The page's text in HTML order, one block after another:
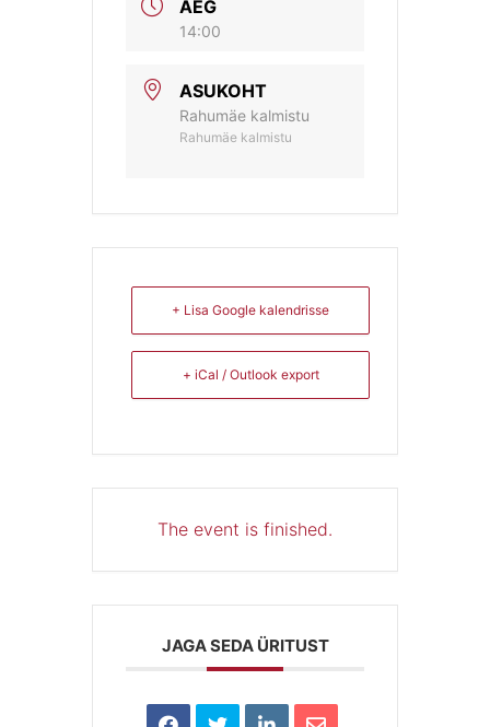
AEG
14:00
ASUKOHT
Rahumäe kalmistu
Rahumäe kalmistu
+ Lisa Google kalendrisse
+ iCal / Outlook export
The event is finished.
JAGA SEDA ÜRITUST